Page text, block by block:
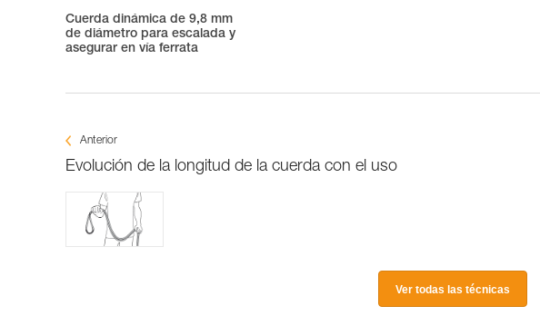
Cuerda dinámica de 9,8 mm
de diámetro para escalada y
asegurar en vía ferrata
Anterior
Evolución de la longitud de la cuerda con el uso
Ver todas las técnicas